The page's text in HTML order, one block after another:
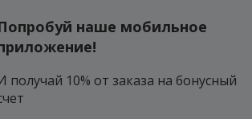
наше мобильное
получай 10% от заказа на бонусный